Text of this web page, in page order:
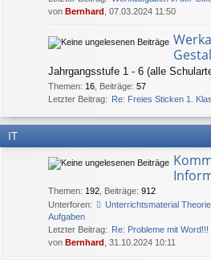
von Bernhard , 07.03.2024 11:50
Jahrgangsstufe 1 - 6 (alle
Themen: 16 Beiträge: 57
Letzter Beitrag: Re: Freies Sticken 1.
IT
Themen: 192 Beiträge: 912
Unterforen:
Unterrichtsmaterial Theorie,
Aufgaben
Letzter Beitrag: Re: Probleme mit Word!!!
von Bernhard , 31.10.2024 10:11